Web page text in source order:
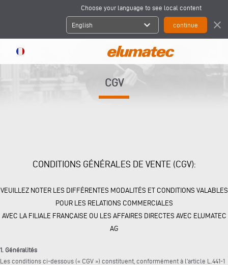
Choose your language to see local content
English expand_more close
CGV
CONDITIONS GÉNÉRALES DE VENTE (CGV):
VEUILLEZ NOTER LES DIFFÉRENTES MODALITÉS ET CONDITIONS VALABLES
POUR LES RELATIONS COMMERCIALES
AVEC LA FILIALE FRANÇAISE OU LES AFFAIRES DIRECTES AVEC ELUMATEC
AG
1. Généralités
Les conditions ci-dessous (« CGV ») constituent, conformément à l’article L.441-1